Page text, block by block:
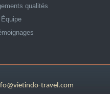
qualités
travel.com